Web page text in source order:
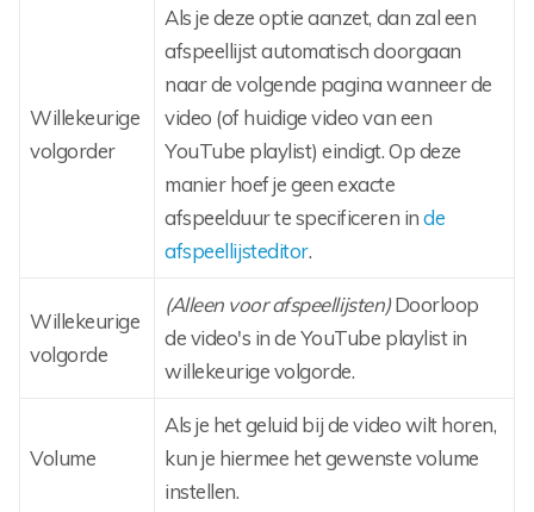
Willekeurige
volgorder
Als je deze optie aanzet, dan zal een
afspeellijst automatisch doorgaan
naar de volgende pagina wanneer de
video (of huidige video van een
YouTube playlist) eindigt. Op deze
manier hoef je geen exacte
afspeelduur te specificeren inde
afspeellijsteditor.
Willekeurige
volgorde
(Alleen voor afspeellijsten)Doorloop
de video's in de YouTube playlist in
willekeurige volgorde.
Volume
Als je het geluid bij de video wilt horen,
kun je hiermee het gewenste volume
instellen.